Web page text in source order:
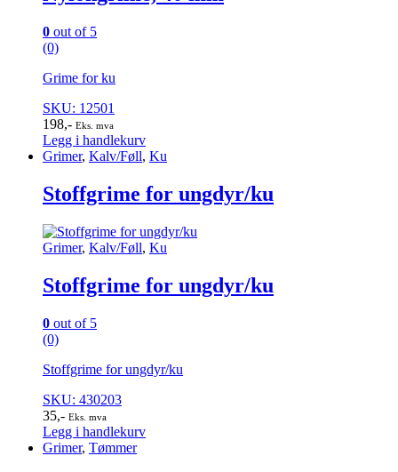
0 out of 5
(0)
Grime for ku
SKU: 12501
198,- Eks. mva
Legg i handlekurv
Grimer, Kalv/Føll, Ku
Stoffgrime for ungdyr/ku
Grimer, Kalv/Føll, Ku
Stoffgrime for ungdyr/ku
0 out of 5
(0)
Stoffgrime for ungdyr/ku
SKU: 430203
35,- Eks. mva
Legg i handlekurv
Grimer, Tømmer